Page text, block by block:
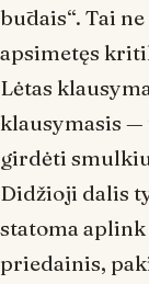
būdais“. Tai
apsimetęs
Lėtas
klausymasis
girdėti
Didžioji dalis
statoma
priedainis,